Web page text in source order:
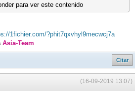
para ver este contenido
1fichier.com/?phit7qxvhyl9mecwcj7a
Asia-Team
Citar
(16-09-2019 13:07)